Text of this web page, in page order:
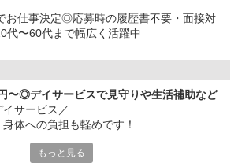
お仕事決定◎応募時の履歴書不要・面接対
代〜60代まで幅広く活躍中
〜◎デイサービスで見守りや生活補助など
サービス／
体への負担も軽めです！
もっと見る